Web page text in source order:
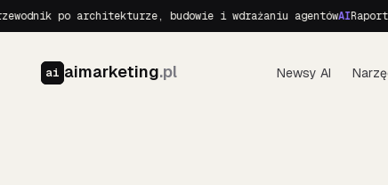
po architekturze, budowie i wdrażaniu agentówAIRaport o
ai aimarketing.pl Newsy AI